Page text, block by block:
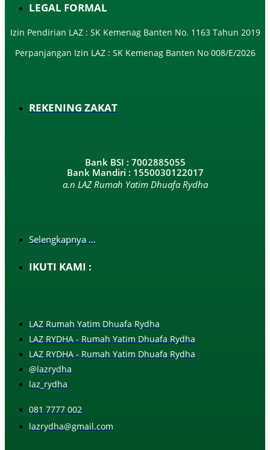
LEGAL FORMAL
Izin Pendirian LAZ : SK Kemenag Banten No. 1163 Tahun 2019
Perpanjangan Izin LAZ : SK Kemenag Banten No 008/E/2026​
REKENING ZAKAT
Bank BSI : 7002885055
Bank Mandiri : 1550030122017
a.n LAZ Rumah Yatim Dhuafa Rydha
Selengkapnya ...
IKUTI KAMI :
LAZ Rumah Yatim Dhuafa Rydha
LAZ RYDHA - Rumah Yatim Dhuafa Rydha
LAZ RYDHA - Rumah Yatim Dhuafa Rydha
@lazrydha
laz_rydha
081 7777 002
lazrydha@gmail.com